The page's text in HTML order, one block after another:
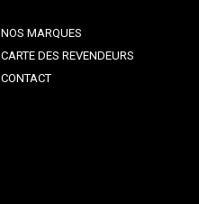
NOS MARQUES
CARTE DES REVENDEURS
CONTACT